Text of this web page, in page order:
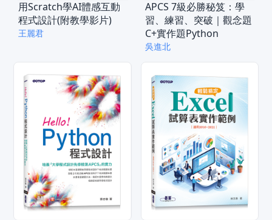
用Scratch學AI體感互動
程式設計(附教學影片)
王麗君
APCS 7級必勝秘笈：學
習、練習、突破｜觀念題
C+實作題Python
吳進北